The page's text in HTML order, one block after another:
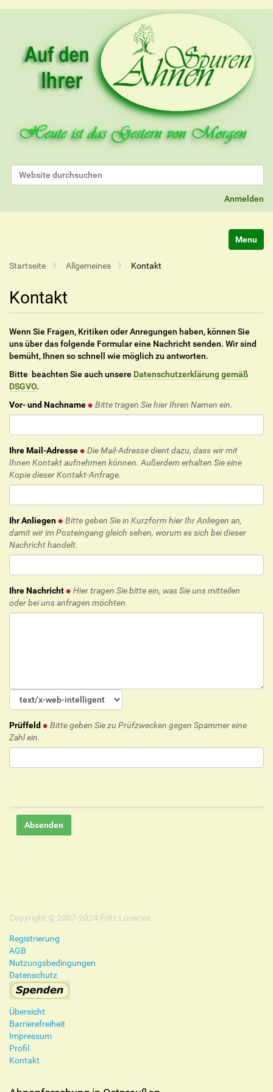
Website durchsuchen
Anmelden
Startseite Allgemeines Kontakt
Kontakt
Wenn Sie Fragen, Kritiken oder Anregungen haben, können Sie
uns über das folgende Formular eine Nachricht senden. Wir sind
bemüht, Ihnen so schnell wie möglich zu antworten.
Bitte beachten Sie auch unsere Datenschutzerklärung gemäß
DSGVO.
Vor- und Nachname
Bitte tragen Sie hier Ihren Namen ein.
Ihre Mail-Adresse
Die Mail-Adresse dient dazu, dass wir mit
Ihnen Kontakt aufnehmen können. Außerdem erhalten Sie eine
Kopie dieser Kontakt-Anfrage.
Ihr Anliegen
Bitte geben Sie in Kurzform hier Ihr Anliegen an,
damit wir im Posteingang gleich sehen, worum es sich bei dieser
Nachricht handelt.
Ihre Nachricht
Hier tragen Sie bitte ein, was Sie uns mitteilen
oder bei uns anfragen möchten.
Prüffeld
Bitte geben Sie zu Prüfzwecken gegen Spammer eine
Zahl ein.
Copyright © 2007-2024 Fritz Loseries
Registrierung
AGB
Nutzungsbedingungen
Datenschutz
Übersicht
Barrierefreiheit
Impressum
Profil
Kontakt